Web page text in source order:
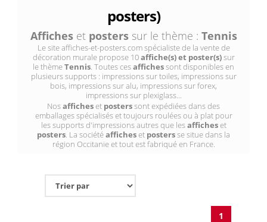
posters)
Afficheset posterssur le thème : Tennis
Le site affiches-et-posters.com spécialiste de la vente de
décoration murale propose 10affiche(s) et poster(s)sur
le thèmeTennis. Toutes cesaffichessont disponibles en
plusieurs supports : impressions sur toiles, impressions sur
bois, impressions sur alu, impressions sur forex,
impressions sur plexiglass...
Nosafficheset posterssont expédiées dans des
emballages spécialisés et toujours roulées ou à plat pour
les supports d'impressions autres que lesafficheset
posters. La sociétéafficheset postersse situe dans la
région Occitanie et tout est fabriqué en France.
1